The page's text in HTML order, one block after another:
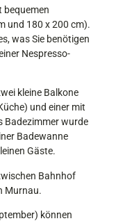
bequemen
und 180 x 200 cm).
was Sie benötigen
Nespresso-
kleine Balkone
und einer mit
Badezimmer wurde
Badewanne
Gäste.
Bahnhof
Murnau.
können